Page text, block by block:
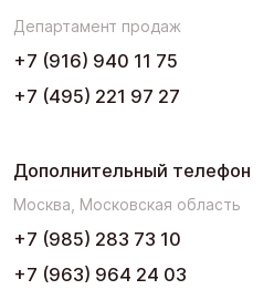
Департамент продаж
+7 (916) 940 11 75
+7 (495) 221 97 27
Дополнительный телефон
Москва, Московская область
+7 (985) 283 73 10
+7 (963) 964 24 03